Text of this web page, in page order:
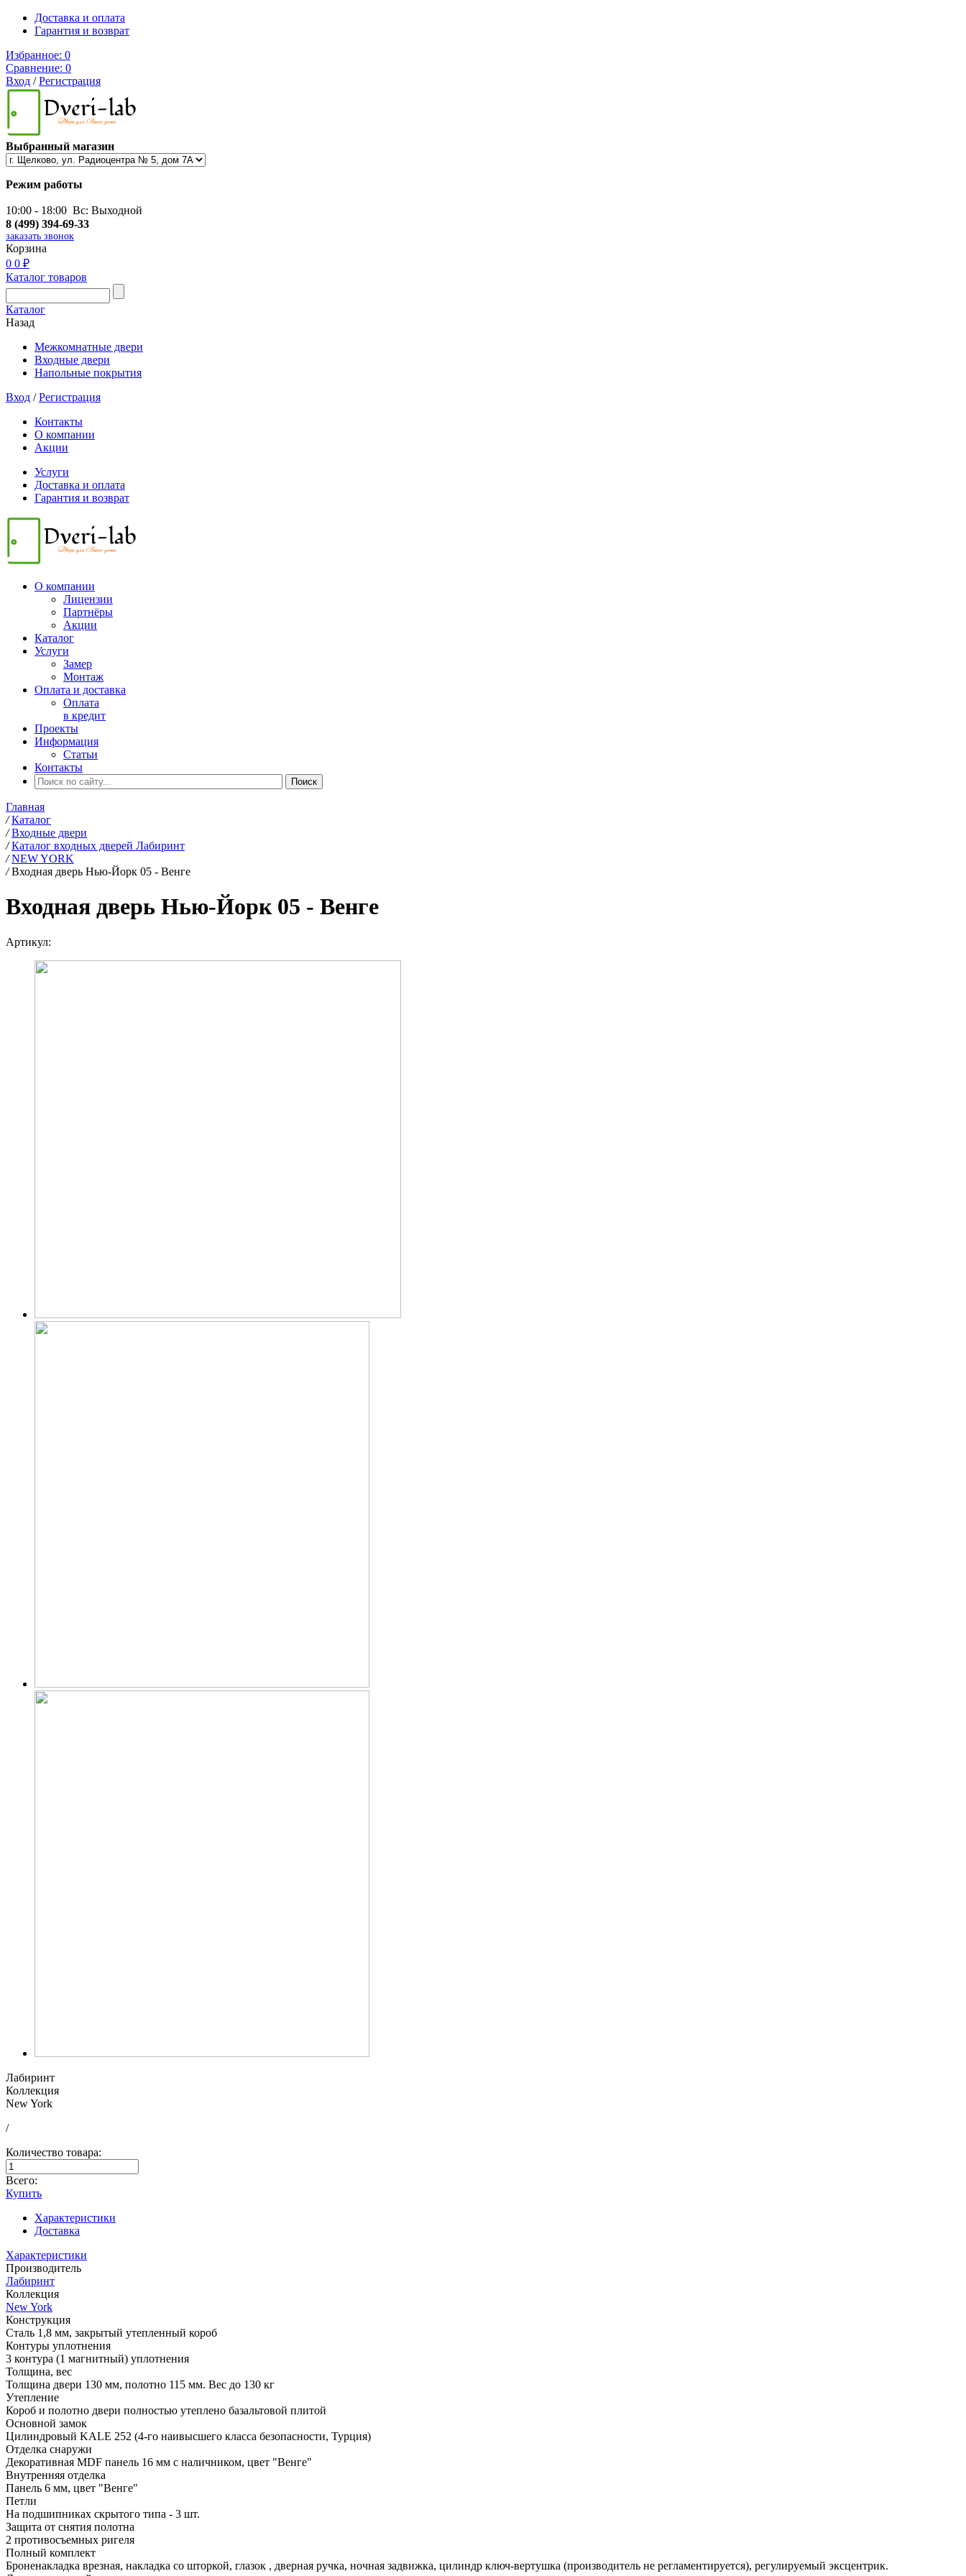
Доставка и оплата
Гарантия и возврат
Избранное: 0
Сравнение: 0
Вход /Регистрация
Выбранный магазин
Режим работы
10:00 - 18:00 Вс: Выходной
8 (499) 394-69-33
заказать звонок
Корзина
0 0 ₽
Каталог товаров
Каталог
Назад
Межкомнатные двери
Входные двери
Напольные покрытия
Вход /Регистрация
Контакты
О компании
Акции
Услуги
Доставка и оплата
Гарантия и возврат
О компании
Лицензии
Партнёры
Акции
Каталог
Услуги
Замер
Монтаж
Оплата и доставка
Оплата
в кредит
Проекты
Информация
Статьи
Контакты
Главная
/ Каталог
/ Входные двери
/ Каталог входных дверей Лабиринт
/ NEW YORK
/ Входная дверь Нью-Йорк 05 - Венге
Входная дверь Нью-Йорк 05 - Венге
Артикул:
Лабиринт
Коллекция
New York
/
Количество товара:
Всего:
Купить
Характеристики
Доставка
Характеристики
Производитель
Лабиринт
Коллекция
New York
Конструкция
Сталь 1,8 мм, закрытый утепленный короб
Контуры уплотнения
3 контура (1 магнитный) уплотнения
Толщина, вес
Толщина двери 130 мм, полотно 115 мм. Вес до 130 кг
Утепление
Короб и полотно двери полностью утеплено базальтовой плитой
Основной замок
Цилиндровый KALE 252 (4-го наивысшего класса безопасности, Турция)
Отделка снаружи
Декоративная MDF панель 16 мм с наличником, цвет "Венге"
Внутренняя отделка
Панель 6 мм, цвет "Венге"
Петли
На подшипниках скрытого типа - 3 шт.
Защита от снятия полотна
2 противосъемных ригеля
Полный комплект
Броненакладка врезная, накладка со шторкой, глазок , дверная ручка, ночная задвижка, цилиндр ключ-вертушка (производитель не регламентируется), регулируемый эксцентрик.